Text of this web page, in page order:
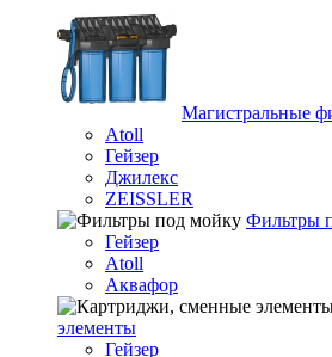
Магистральные
Atoll
Гейзер
Джилекс
ZEISSLER
Фильтры
Гейзер
Atoll
Аквафор
элементы
Гейзер